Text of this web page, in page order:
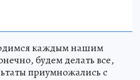
каждым нашим
будем делать все,
приумножались с